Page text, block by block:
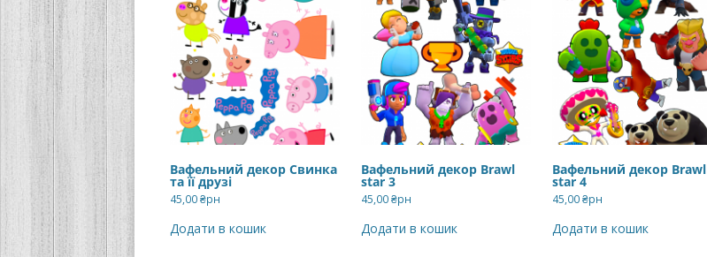
Вафельний декор Свинка
та її друзі
45,00₴рн
Додати в кошик
Вафельний декор Brawl
star 3
45,00₴рн
Додати в кошик
Вафельний декор Brawl
star 4
45,00₴рн
Додати в кошик